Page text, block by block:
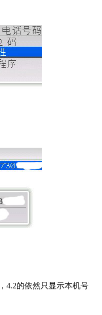
4.2的依然只显示本机号